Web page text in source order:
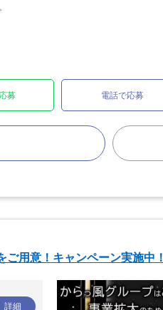
募 電話で応募
用意！キャンペーン実施中！
詳細